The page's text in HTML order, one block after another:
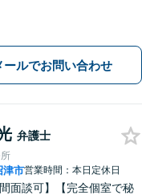
型の法律事務所
ールでお問い合わせ
弁護士
津市営業時間：本日定休日
間面談可】【完全個室で秘